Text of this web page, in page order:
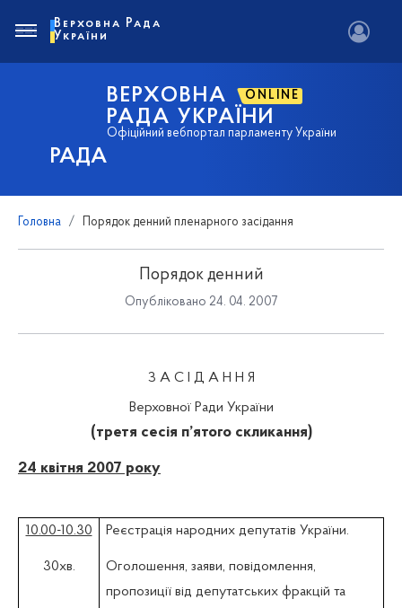
РАДА
ВЕРХОВНА ONLINE
РАДА УКРАЇНИ
Офіційний вебпортал парламенту України
Верховна Рада
України
Головна Порядок денний пленарного засідання
Порядок денний
Опубліковано 24. 04. 2007
З А С І Д А Н Н Я
Верховної Ради України
(третя сесія п’ятого скликання)
24 квітня 2007 року
10.00-10.30
30хв.
Реєстрація народних депутатів України.
Оголошення, заяви, повідомлення,
пропозиції від депутатських фракцій та